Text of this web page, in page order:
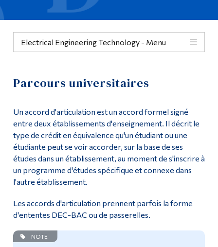
Electrical Engineering Technology - Menu
Cours
Liste de cours
Enseignement général
Cours complémentaires
Parcours universitaires
Diplômé·es
Parcours universitaires
Un accord d'articulation est un accord formel signé
entre deux établissements d'enseignement. Il décrit le
type de crédit en équivalence qu'un étudiant ou une
étudiante peut se voir accorder, sur la base de ses
études dans un établissement, au moment de s'inscrire à
un programme d'études spécifique et connexe dans
l'autre établissement.
Les accords d'articulation prennent parfois la forme
d'ententes DEC-BAC ou de passerelles.
NOTE
Omnivox
Liens rapides
Informations
Liens
Menu principal
Programmes
Formation continue
La vie à Dawson